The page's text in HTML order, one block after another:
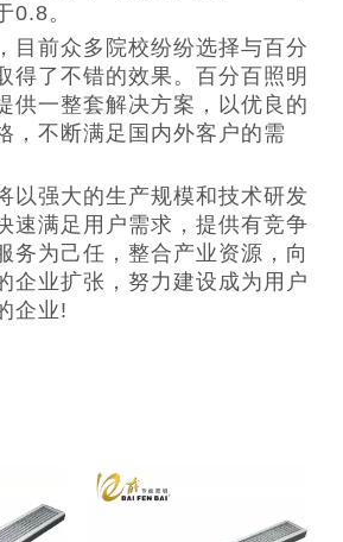
0.8。
目前众多院校纷纷选择与百分
得了不错的效果。百分百照明
供一整套解决方案，以优良的
，不断满足国内外客户的需
以强大的生产规模和技术研发
速满足用户需求，提供有竞争
务为己任，整合产业资源，向
企业扩张，努力建设成为用户
企业!